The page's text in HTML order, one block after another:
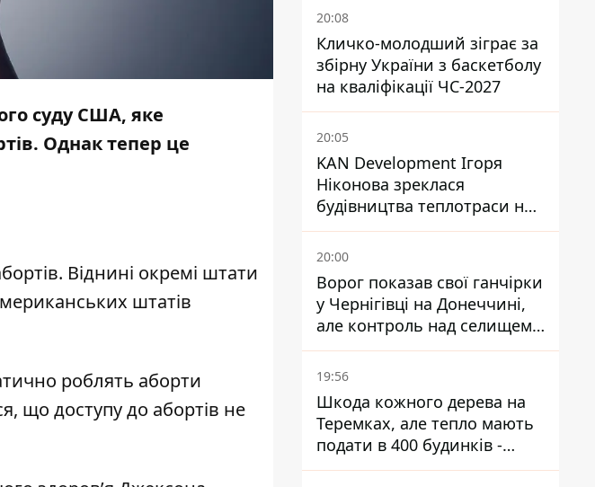
суду США, яке
Однак тепер це
Віднині окремі штати
штатів
роблять аборти
що доступу до абортів не
20:08
Кличко-молодший зіграє за
збірну України з баскетболу
на кваліфікації ЧС-2027
20:05
KAN Development Ігоря
Ніконова зреклася
будівництва теплотраси на
Теремках
20:00
Ворог показав свої ганчірки
у Чернігівці на Донеччині,
але контроль над селищем
не підтверджений
19:56
Шкода кожного дерева на
Теремках, але тепло мають
подати в 400 будинків -
депутатка Київради